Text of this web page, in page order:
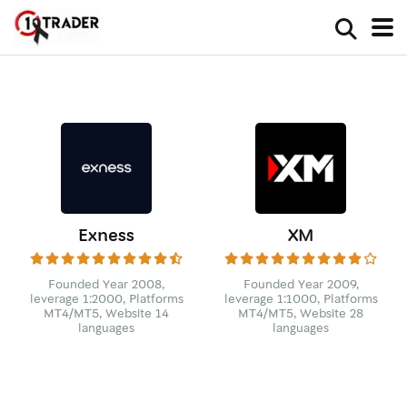
Exness
Founded Year 2008,
leverage 1:2000, Platforms
MT4/MT5, Website 14
languages
XM
Founded Year 2009,
leverage 1:1000, Platforms
MT4/MT5, Website 28
languages